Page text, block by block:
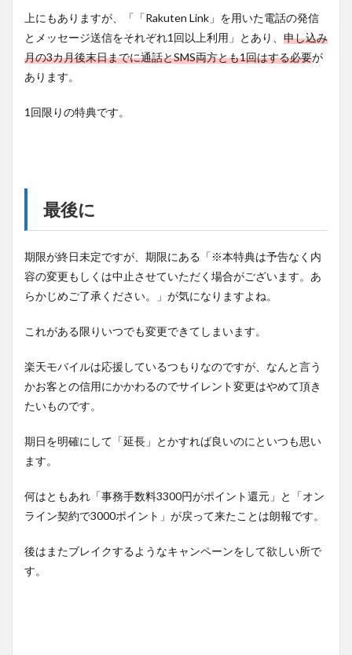
上にもありますが、「「Rakuten Link」を用いた電話の発信
とメッセージ送信をそれぞれ1回以上利用」とあり、 申し込み
月の3カ月後末日までに通話とSMS両方とも1回はする必要が
あります。
1回限りの特典です。
最後に
期限が終日未定ですが、期限にある「※本特典は予告なく内
容の変更もしくは中止させていただく場合がございます。あ
らかじめご了承ください。」が気になりますよね。
これがある限りいつでも変更できてしまいます。
楽天モバイルは応援しているつもりなのですが、なんと言う
かお客との信用にかかわるのでサイレント変更はやめて頂き
たいものです。
期日を明確にして「延長」とかすれば良いのにといつも思い
ます。
何はともあれ「事務手数料3300円がポイント還元」と「オン
ライン契約で3000ポイント」が戻って来たことは朗報です。
後はまたブレイクするようなキャンペーンをして欲しい所で
す。